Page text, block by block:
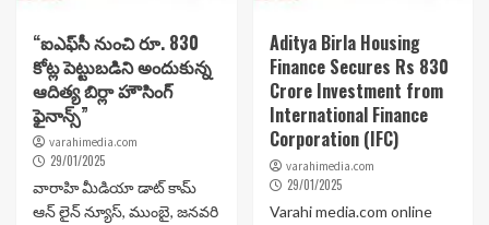
“ఐఎఫ్‌సీ నుంచి రూ. 830
కోట్ల పెట్టుబడిని అందుకున్న
ఆదిత్య బిర్లా హౌసింగ్
ఫైనాన్స్”
varahimedia.com
29/01/2025
వారాహి మీడియా డాట్ కామ్
ఆన్ లైన్ న్యూస్, ముంబై, జనవరి
Aditya Birla Housing
Finance Secures Rs 830
Crore Investment from
International Finance
Corporation (IFC)
varahimedia.com
29/01/2025
Varahi media.com online